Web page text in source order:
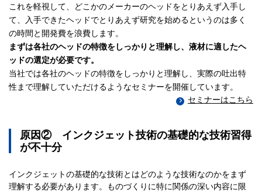
これを軽視して、どこかのメーカーのヘッドをとりあえず入手し
て、入手できたヘッドでとりあえず研究を始めるというのは多く
の時間と開発費を浪費します。
まずは各社のヘッドの特徴をしっかりと理解し、液材に適したヘ
ッドの選定が必要です。
当社では各社のヘッドの特徴をしっかりと理解し、実際の吐出特
性まで理解していただけるようなセミナーを開催しています。
セミナーはこちら
原因② インクジェット技術の基礎的な技術習得
が不十分
インクジェットの基礎的な技術とはどのような技術なのかをまず
理解する必要があります。ものづくりに特に関係の深い内容に限